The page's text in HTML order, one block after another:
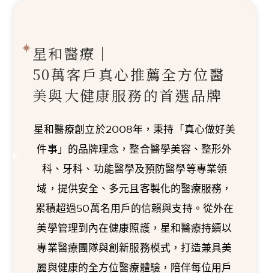
星和醫療｜
50萬客戶真心推薦全方位醫
美與大健康服務的首選品牌
星和醫療創立於2008年，秉持「真心做好美
件事」的品牌理念，整合醫學美容、整形外
科、牙科、功能醫學及預防醫學等專業領
域，提供安全、多元且客製化的醫療服務，
累積超過50萬名用戶的信賴與支持。從外在
美學管理到內在健康照護，星和醫療持續以
專業醫療團隊與創新服務模式，打造兼具美
麗與健康的全方位醫療體驗，陪伴每位用戶